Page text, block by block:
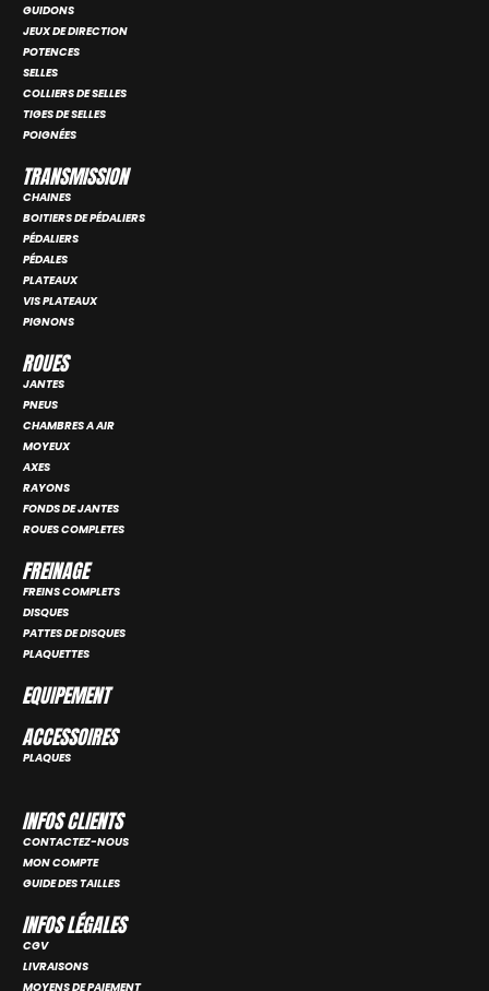
GUIDONS
JEUX DE DIRECTION
POTENCES
SELLES
COLLIERS DE SELLES
TIGES DE SELLES
POIGNÉES
TRANSMISSION
CHAINES
BOITIERS DE PÉDALIERS
PÉDALIERS
PÉDALES
PLATEAUX
VIS PLATEAUX
PIGNONS
ROUES
JANTES
PNEUS
CHAMBRES A AIR
MOYEUX
AXES
RAYONS
FONDS DE JANTES
ROUES COMPLETES
FREINAGE
FREINS COMPLETS
DISQUES
PATTES DE DISQUES
PLAQUETTES
EQUIPEMENT
ACCESSOIRES
PLAQUES
INFOS CLIENTS
CONTACTEZ-NOUS
MON COMPTE
GUIDE DES TAILLES
INFOS LÉGALES
CGV
LIVRAISONS
MOYENS DE PAIEMENT